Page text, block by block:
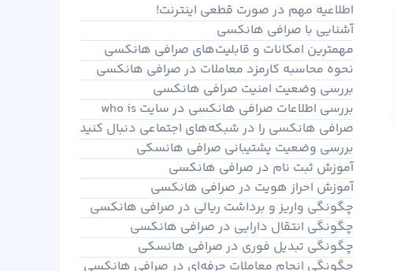
اطلاعیه مهم در صورت قطعی اینترنت!
آشنایی با صرافی هانکسی
مهمترین امکانات و قابلیت‌های صرافی هانکسی
نحوه محاسبه کارمزد معاملات در صرافی هانکسی
بررسی وضعیت امنیت صرافی هانکسی
بررسی اطلاعات صرافی هانکسی در سایت who is
صرافی هانکسی را در شبکه‌های اجتماعی دنبال کنید
بررسی وضعیت پشتیبانی صرافی هانسکی
آموزش ثبت نام در صرافی هانکسی
آموزش احراز هویت در صرافی هانکسی
چگونگی واریز و برداشت ریالی در صرافی هانکسی
چگونگی انتقال دارایی در صرافی هانکسی
چگونگی تبدیل فوری در صرافی هانسکی
چگونگی انجام معاملات حرفه‌ای در صرافی هانکسی